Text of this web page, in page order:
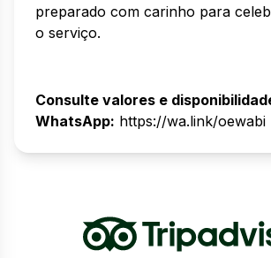
preparado com carinho para
o serviço.
Consulte valores e
WhatsApp: https://wa.link/oewabi